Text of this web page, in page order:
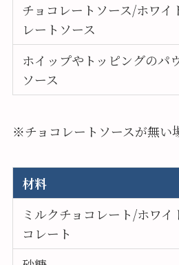
チョコレートソース/ホワイ
レートソース
ホイップやトッピングのパ
ソース
※チョコレートソースが無い
材料
ミルクチョコレート/ホワイ
コレート